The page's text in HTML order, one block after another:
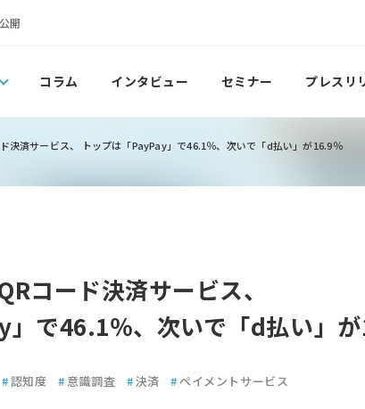
開
コラム インタビュー セミナー プレスリ
決済サービス、 トップは「PayPay」で46.1％、次いで「d払い」が16.9％
コード決済サービス、
」で46.1％、次いで「d払い」
#認知度 # 意識調査 #決済 #ペイメントサービス